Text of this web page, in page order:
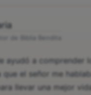
ayudó a comprender
que el señor me
llevar una mejor